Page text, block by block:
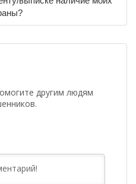
другим людям